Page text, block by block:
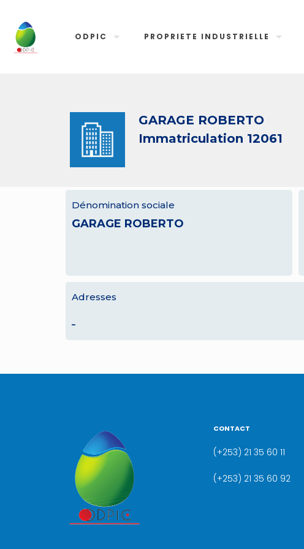
ODPIC PROPRIETE INDUSTRIELLE
GARAGE ROBERTO
Immatriculation 12061
Dénomination sociale
GARAGE ROBERTO
Adresses
–
CONTACT
(+253) 21 35 60 11
(+253) 21 35 60 92